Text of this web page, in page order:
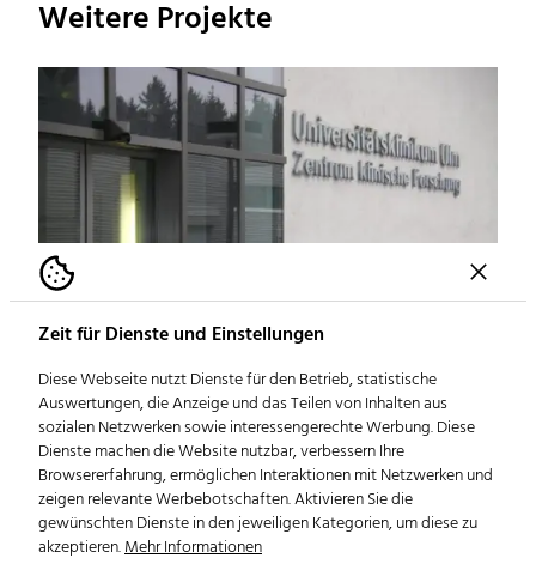
Zeit für Dienste und Einstellungen
Diese Webseite nutzt Dienste für den Betrieb, statistische
Auswertungen, die Anzeige und das Teilen von Inhalten aus
sozialen Netzwerken sowie interessengerechte Werbung. Diese
Dienste machen die Website nutzbar, verbessern Ihre
Browsererfahrung, ermöglichen Interaktionen mit Netzwerken und
zeigen relevante Werbebotschaften. Aktivieren Sie die
gewünschten Dienste in den jeweiligen Kategorien, um diese zu
akzeptieren.Mehr Informationen
Weitere Projekte
Lebenswissenschaften Ulm